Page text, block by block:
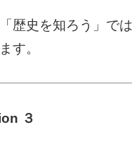
歴史を知ろう」で
す。
３